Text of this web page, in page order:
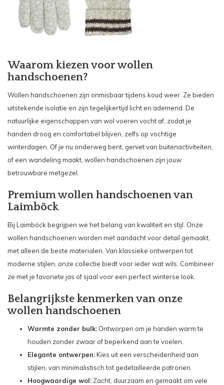
Waarom kiezen voor wollen
handschoenen?
Wollen handschoenen zijn onmisbaar tijdens koud weer. Ze bieden
uitstekende isolatie en zijn tegelijkertijd licht en ademend. De
natuurlijke eigenschappen van wol voeren vocht af, zodat je
handen droog en comfortabel blijven, zelfs op vochtige
winterdagen. Of je nu onderweg bent, geniet van buitenactiviteiten,
of een wandeling maakt, wollen handschoenen zijn jouw
betrouwbare metgezel.
Premium wollen handschoenen van
Laimböck
Bij Laimböck begrijpen we het belang van kwaliteit en stijl. Onze
wollen handschoenen worden met aandacht voor detail gemaakt,
met alleen de beste materialen. Van klassieke ontwerpen tot
moderne stijlen, onze collectie biedt voor ieder wat wils. Combineer
ze met je favoriete jas of sjaal voor een perfect winterse look.
Belangrijkste kenmerken van onze
wollen handschoenen
Warmte zonder bulk: Ontworpen om je handen warm te
houden zonder zwaar of beperkend aan te voelen.
Elegante ontwerpen:Kies uit een verscheidenheid aan
stijlen, van minimalistisch tot gedetailleerde patronen.
Hoogwaardige wol: Zacht, duurzaam en gemaakt om vele